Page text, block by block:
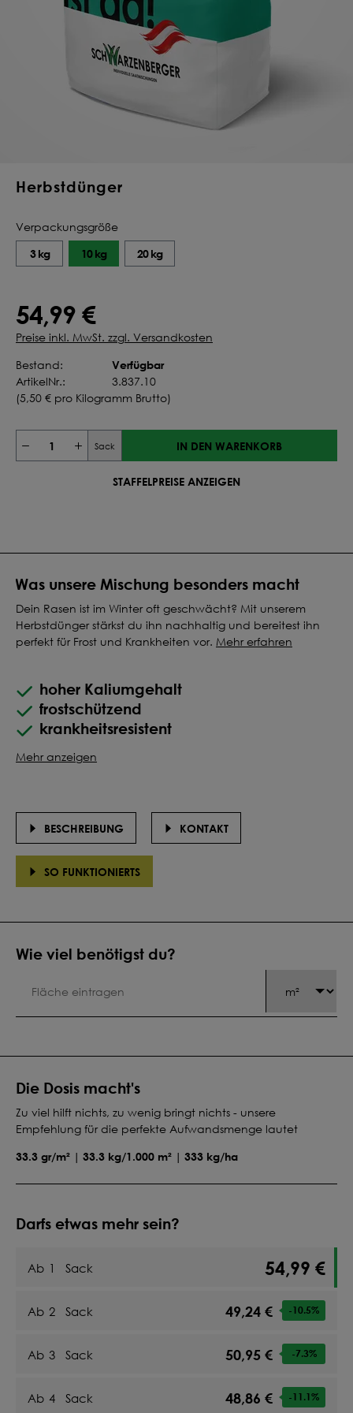
Herbstdünger
Was unsere Mischung besonders macht
Dein Rasen ist im Winter oft geschwächt? Mit unserem
Herbstdünger stärkst du ihn nachhaltig und bereitest ihn
perfekt für Frost und Krankheiten vor. Mehr erfahren
hoher Kaliumgehalt
frostschützend
krankheitsresistent
Mehr anzeigen
Wie viel benötigst du?
Verpackungsgröße
3 kg 10 kg 20 kg
54,99 €
Preise inkl. MwSt. zzgl. Versandkosten
Bestand:
Verfügbar
ArtikelNr.:
3.837.10
(5,50 € pro Kilogramm Brutto)
Sack IN DEN WARENKORB
STAFFELPREISE ANZEIGEN
BESCHREIBUNG KONTAKT
SO FUNKTIONIERTS
Die Dosis macht's
Zu viel hilft nichts, zu wenig bringt nichts - unsere
Empfehlung für die perfekte Aufwandsmenge lautet
33.3 gr/m² | 33.3 kg/1.000 m² | 333 kg/ha
Darfs etwas mehr sein?
Ab 1 Sack 54,99 €
Ab 2 Sack 49,24 € -10.5%
Ab 3 Sack 50,95 € -7.3%
Ab 4 Sack 48,86 € -11.1%
Deine Saat-
Mischung
konfigurieren
QUALITÄT VOM PROFI
INDIVIDUELL FÜR DICH